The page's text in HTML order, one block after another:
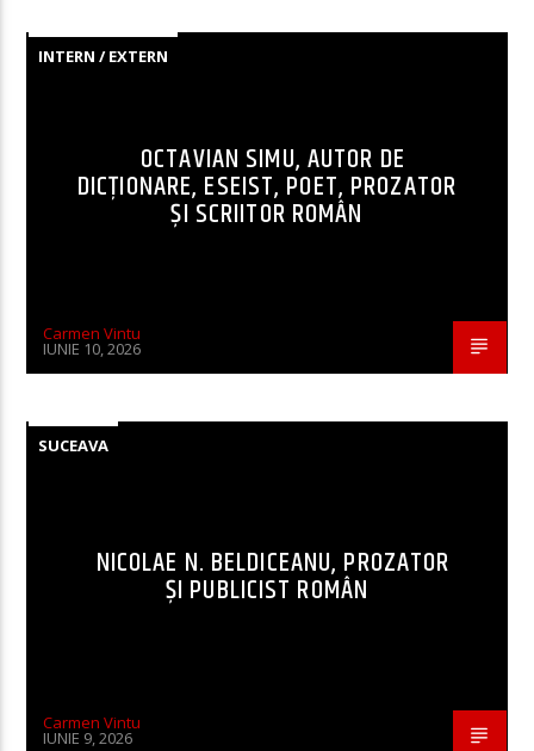
INTERN / EXTERN
OCTAVIAN SIMU, AUTOR DE
DICȚIONARE, ESEIST, POET, PROZATOR
ȘI SCRIITOR ROMÂN
Carmen Vintu
IUNIE 10, 2026
SUCEAVA
NICOLAE N. BELDICEANU, PROZATOR
ȘI PUBLICIST ROMÂN
Carmen Vintu
IUNIE 9, 2026